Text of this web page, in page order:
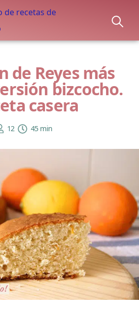
de Reyes más
bizcocho.
casera
12 45 min